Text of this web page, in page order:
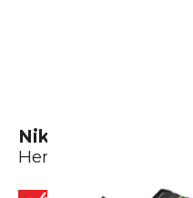
Nike Vaporfly 4
Herren